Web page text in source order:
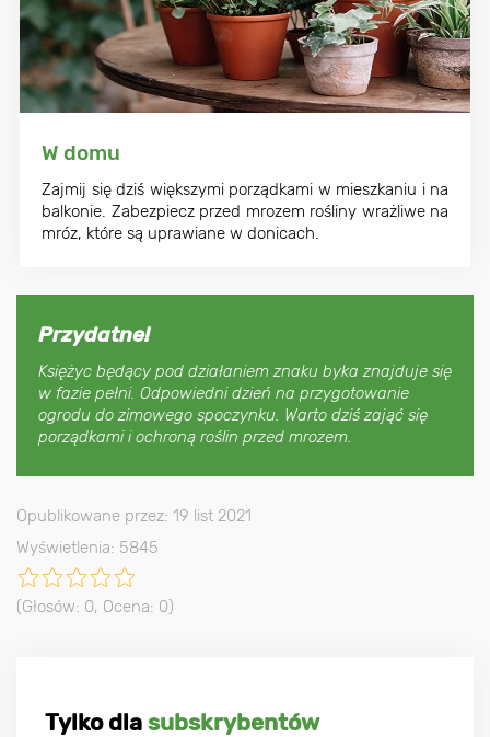
W domu
Zajmij się dziś większymi porządkami w mieszkaniu i na
balkonie. Zabezpiecz przed mrozem rośliny wrażliwe na
mróz, które są uprawiane w donicach.
Przydatne!
Księżyc będący pod działaniem znaku byka znajduje się
w fazie pełni. Odpowiedni dzień na przygotowanie
ogrodu do zimowego spoczynku. Warto dziś zająć się
porządkami i ochroną roślin przed mrozem.
Opublikowane przez: 19 list 2021
Wyświetlenia: 5845
(Głosów: 0, Ocena: 0)
Tylko dla subskrybentów